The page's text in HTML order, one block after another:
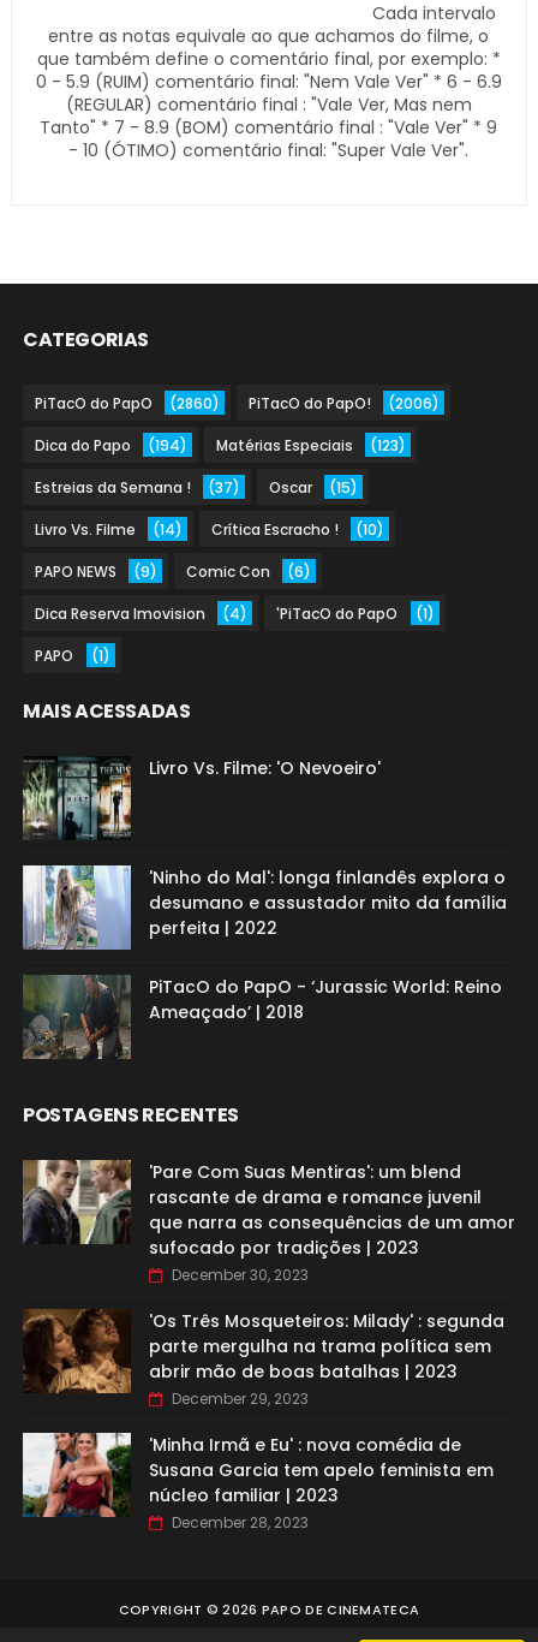
Cada intervalo
entre as notas equivale ao que achamos do filme, o
que também define o comentário final, por exemplo: *
0 - 5.9 (RUIM) comentário final: "Nem Vale Ver" * 6 - 6.9
(REGULAR) comentário final : "Vale Ver, Mas nem
Tanto" * 7 - 8.9 (BOM) comentário final : "Vale Ver" * 9
- 10 (ÓTIMO) comentário final: "Super Vale Ver".
CATEGORIAS
PiTacO do PapO (2860) PiTacO do PapO! (2006)
Dica do Papo (194) Matérias Especiais (123)
Estreias da Semana ! (37) Oscar (15)
Livro Vs. Filme (14) Crítica Escracho ! (10)
PAPO NEWS (9) Comic Con (6)
Dica Reserva Imovision (4) 'PiTacO do PapO (1)
PAPO (1)
MAIS ACESSADAS
Livro Vs. Filme: 'O Nevoeiro'
'Ninho do Mal': longa finlandês explora o
desumano e assustador mito da família
perfeita | 2022
PiTacO do PapO - ‘Jurassic World: Reino
Ameaçado’ | 2018
POSTAGENS RECENTES
'Pare Com Suas Mentiras': um blend
rascante de drama e romance juvenil
que narra as consequências de um amor
sufocado por tradições | 2023
December 30, 2023
'Os Três Mosqueteiros: Milady' : segunda
parte mergulha na trama política sem
abrir mão de boas batalhas | 2023
December 29, 2023
'Minha Irmã e Eu' : nova comédia de
Susana Garcia tem apelo feminista em
núcleo familiar | 2023
December 28, 2023
COPYRIGHT ©2026 PAPO DE CINEMATECA